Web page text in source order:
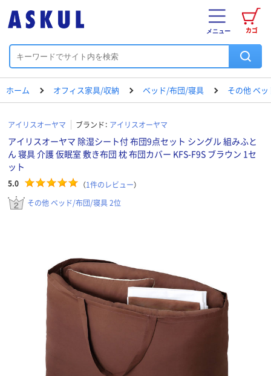
カゴ
メニュー
ホーム オフィス家具/収納 ベッド/布団/寝具 その他 ベ
アイリスオーヤマ ブランド： アイリスオーヤマ
アイリスオーヤマ 除湿シート付 布団9点セット シングル 組みふと
ん 寝具 介護 仮眠室 敷き布団 枕 布団カバー KFS-F9S ブラウン 1セ
ット
5.0 （1件のレビュー）
その他 ベッド/布団/寝具 2位